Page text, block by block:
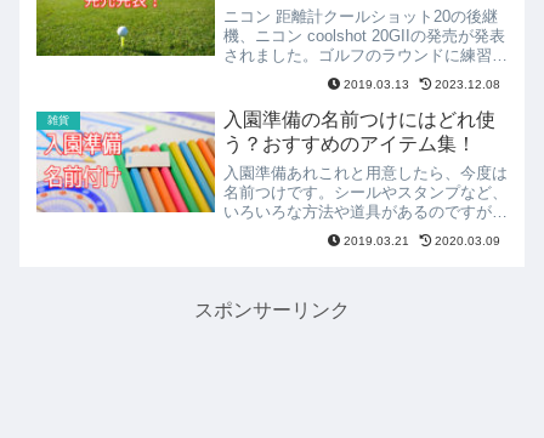
ニコン 距離計クールショット20の後継
機、ニコン coolshot 20GIIの発売が発表
されました。ゴルフのラウンドに練習に
と役立つ距離計があると、ゴルフをもっ
と楽しくプレーできます。新旧モデルの
違いはどんなところでしょうか？
2019.03.13 2023.12.08
雑貨
入園準備の名前つけにはどれ使
う？おすすめのアイテム集！
入園準備あれこれと用意したら、今度は
名前つけです。シールやスタンプなど、
いろいろな方法や道具があるのですが、
名前つけする対象もさまざまです。どの
方法を選ぶとよいのでしょうか？
2019.03.21 2020.03.09
スポンサーリンク